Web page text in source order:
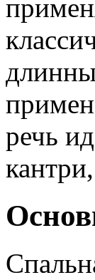
речь